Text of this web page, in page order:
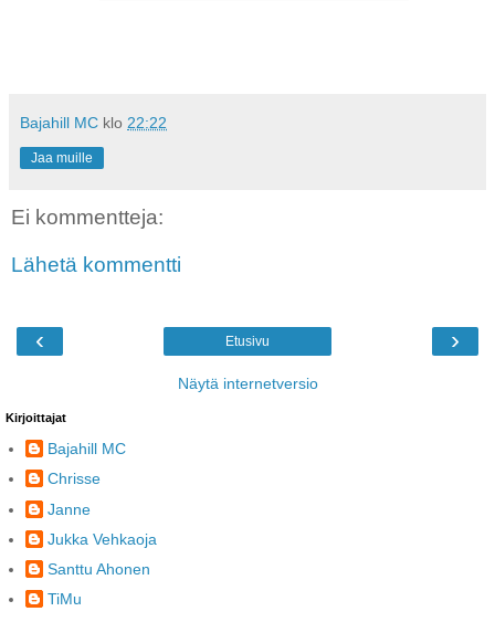
Bajahill MC klo 22:22
Jaa muille
Ei kommentteja:
Lähetä kommentti
‹ ›
Etusivu
Näytä internetversio
Kirjoittajat
Bajahill MC
Chrisse
Janne
Jukka Vehkaoja
Santtu Ahonen
TiMu